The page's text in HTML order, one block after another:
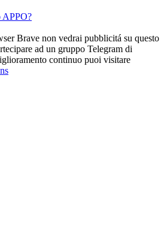
APPO?
Brave non vedrai pubblicitá su questo
ad un gruppo Telegram di
continuo puoi visitare